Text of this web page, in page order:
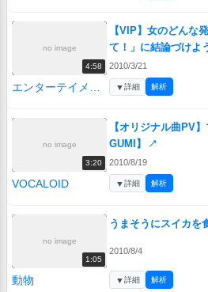
no image
4:58
【VIP】女のどんな
て！」に結論づけよ
2010/3/21
▼詳細 解析
no image
3:20
【オリジナル曲PV
GUMI】
↗
2010/8/19
VOCALOID ▼詳細 解析
no image
1:05
うまそうにスイカを
2010/8/4
動物 ▼詳細 解析